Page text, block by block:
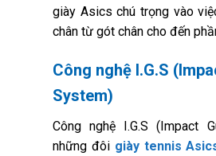
giày Asics chú trọng vào
chân từ gót chân cho đến
Công nghệ I.G.S
System)
Công nghệ I.G.S (Impact
những đôi giày tennis